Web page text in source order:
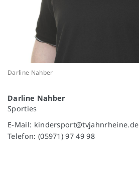
Darline Nahber
Darline Nahber
Sporties
E-Mail: kindersport@tvjahnrheine.de
Telefon: (05971) 97 49 98